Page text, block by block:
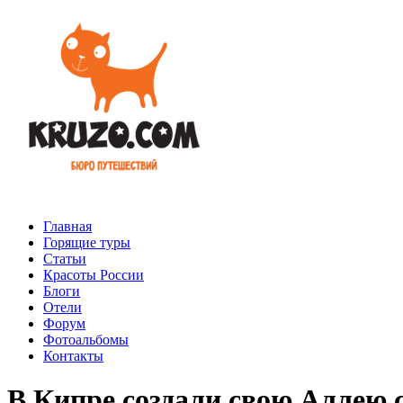
Главная
Горящие туры
Статьи
Красоты России
Блоги
Отели
Форум
Фотоальбомы
Контакты